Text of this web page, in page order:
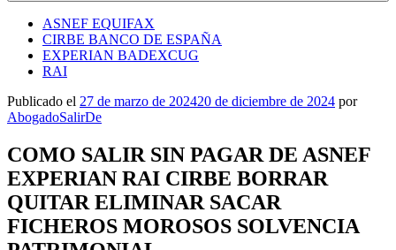
ASNEF EQUIFAX
CIRBE BANCO DE ESPAÑA
EXPERIAN BADEXCUG
RAI
Publicado el 27 de marzo de 202420 de diciembre de 2024 por
AbogadoSalirDe
COMO SALIR SIN PAGAR DE ASNEF
EXPERIAN RAI CIRBE BORRAR
QUITAR ELIMINAR SACAR
FICHEROS MOROSOS SOLVENCIA